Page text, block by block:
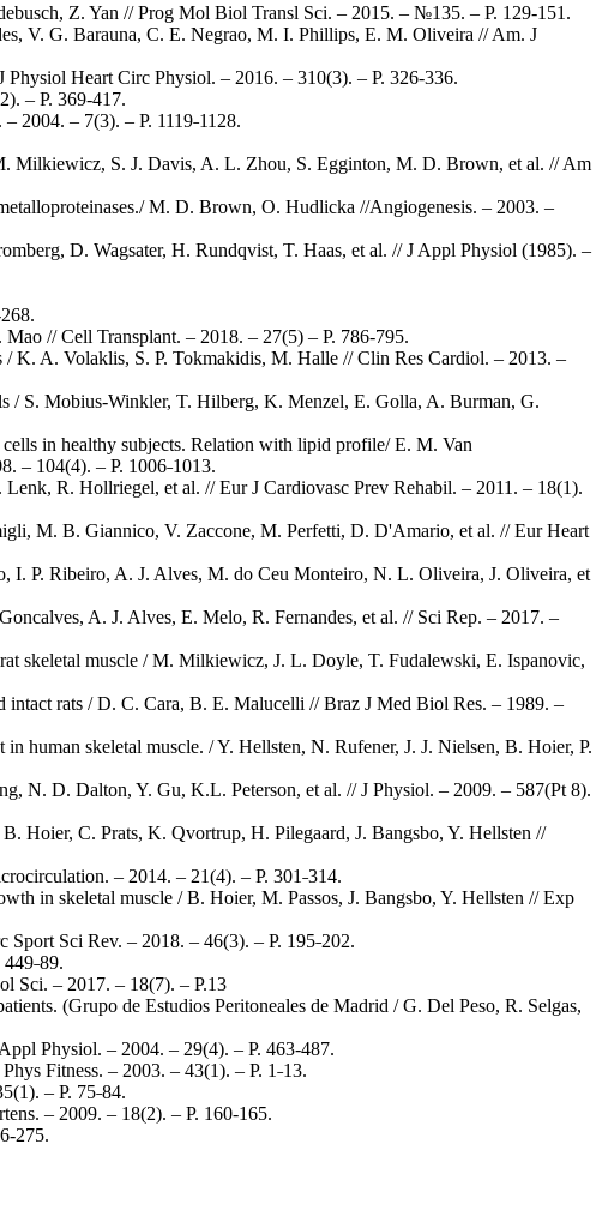
Z. Yan // Prog Mol Biol Transl Sci. – 2015. – №135. – Р. 129-151.
V. G. Barauna, C. E. Negrao, M. I. Phillips, E. M. Oliveira // Am. J
Heart Circ Physiol. – 2016. – 310(3). – Р. 326-336.
– Р. 369-417.
2004. – 7(3). – Р. 1119˗1128.
Milkiewicz, S. J. Davis, A. L. Zhou, S. Egginton, M. D. Brown, et al. // Am
M. D. Brown, O. Hudlicka //Angiogenesis. – 2003. –
D. Wagsater, H. Rundqvist, T. Haas, et al. // J Appl Physiol (1985). –
// Cell Transplant. – 2018. – 27(5) – Р. 786-795.
K. A. Volaklis, S. P. Tokmakidis, M. Halle // Clin Res Cardiol. – 2013. –
/ S. Mobius-Winkler, T. Hilberg, K. Menzel, E. Golla, A. Burman, G.
in healthy subjects. Relation with lipid profile/ E. M. Van
– 104(4). – Р. 1006˗1013.
R. Hollriegel, et al. // Eur J Cardiovasc Prev Rehabil. – 2011. – 18(1).
M. B. Giannico, V. Zaccone, M. Perfetti, D. D'Amario, et al. // Eur Heart
I. P. Ribeiro, A. J. Alves, M. do Ceu Monteiro, N. L. Oliveira, J. Oliveira, et
A. J. Alves, E. Melo, R. Fernandes, et al. // Sci Rep. – 2017. –
skeletal muscle / M. Milkiewicz, J. L. Doyle, T. Fudalewski, E. Ispanovic,
intact rats / D. C. Cara, B. E. Malucelli // Braz J Med Biol Res. – 1989. –
human skeletal muscle. / Y. Hellsten, N. Rufener, J. J. Nielsen, B. Hoier, P.
N. D. Dalton, Y. Gu, K.L. Peterson, et al. // J Physiol. – 2009. – 587(Pt 8).
Hoier, C. Prats, K. Qvortrup, H. Pilegaard, J. Bangsbo, Y. Hellsten //
– 2014. – 21(4). – Р. 301˗314.
in skeletal muscle / B. Hoier, M. Passos, J. Bangsbo, Y. Hellsten // Exp
Sci Rev. – 2018. – 46(3). – Р. 195˗202.
Sci. – 2017. – 18(7). – Р.13
(Grupo de Estudios Peritoneales de Madrid / G. Del Peso, R. Selgas,
Physiol. – 2004. – 29(4). – Р. 463-487.
Fitness. – 2003. – 43(1). – Р. 1˗13.
– Р. 75˗84.
– 2009. – 18(2). – Р. 160-165.
275.